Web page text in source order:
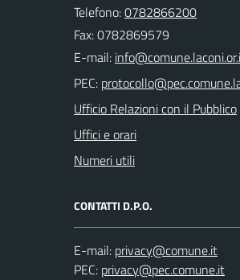
Telefono:0782866200
Fax: 0782869579
E-mail:
PEC:
Ufficio Relazioni con il Pubblico
Uffici e orari
Numeri utili
CONTATTI D.P.O.
E-mail:
PEC: